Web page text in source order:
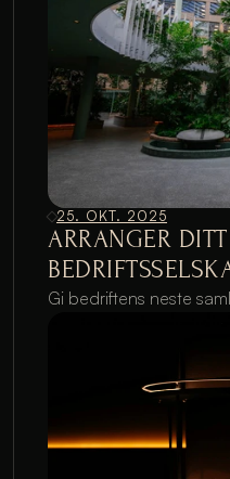
25. OKT. 2025
ARRANGER
Gi bedriftens neste